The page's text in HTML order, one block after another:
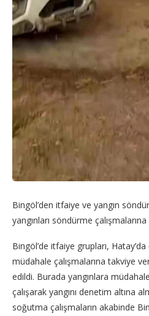
Bingöl’den itfaiye ve yangın
yangınları söndürme
Bingöl’de itfaiye grupları, Hatay’da
müdahale çalışmalarına takviye
edildi. Burada yangınlara
çalışarak yangını denetim altına
soğutma çalışmaların akabinde